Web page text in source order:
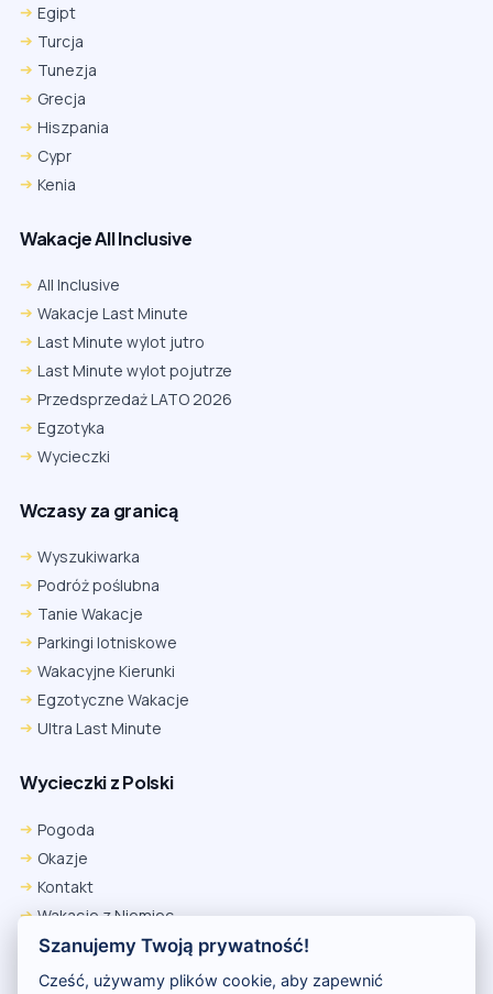
Egipt
Turcja
Tunezja
Grecja
Hiszpania
Cypr
Kenia
Wakacje All Inclusive
All Inclusive
Wakacje Last Minute
Last Minute wylot jutro
Last Minute wylot pojutrze
Przedsprzedaż LATO 2026
Egzotyka
Wycieczki
Wczasy za granicą
Wyszukiwarka
Podróż poślubna
Tanie Wakacje
Parkingi lotniskowe
Wakacyjne Kierunki
Egzotyczne Wakacje
Ultra Last Minute
Wycieczki z Polski
Pogoda
Okazje
Kontakt
Wakacje z Niemiec
Polityka Prywatności
Wakacje w Egipcie
Firefox
Ustawienia → Prywatność i bezpieczeństwo → Pliki cookie innych
firm → ustaw „Zezwalaj”.
Na czas rezerwacji nie blokuj cookies i śledzenia dla tej witryny.
Szanujemy Twoją prywatność!
Cześć, używamy plików cookie, aby zapewnić